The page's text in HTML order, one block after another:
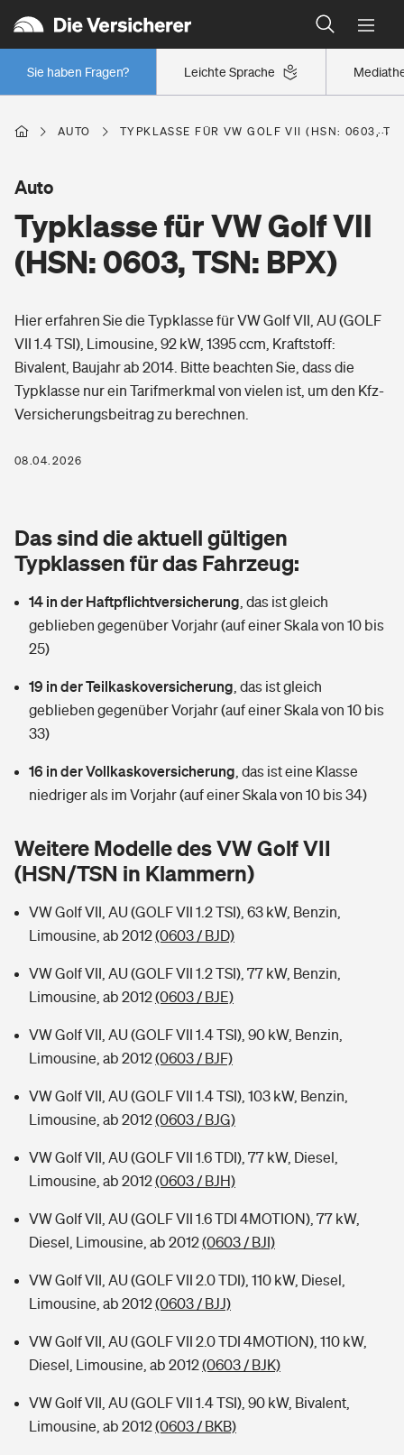
Leichte Sprache
Sie haben Fragen?
Wer versichert was: Jetzt Versicherer finden
Regionalklassen: So ist Ihre Region eingestuft
Wer versichert was: Jetzt Versicherer finden
Berufsunfähigkeitsversicherung
Erwerbsunfähigkeitsversicherung
Grundfähigkeitsversicherung
Arbeitsrechtsschutz
Berufshaftpflichtversicherung
Zur Übersicht
Tools
Wer versichert was: Jetzt Versicherer finden
Sie haben Fragen?
Wohnen
Elementarversicherung
Glasversicherung
Mietkautionsversicherung
Restkreditversicherung
Zur Übersicht
Tools
Hochwasser-Check: Wie gefährdet ist Ihr Haus?
Sie haben Fragen?
Freizeit
Pri­vate Haft­pflicht­
Kinderunfall­ver­si­che­rung
Kinderinvalidität
Hundehalter-Haftpflicht
Handyversicherung
Private Cyberversicherung
Zur Übersicht
Kinderunfall-Check: Mehr Sicherheit für deine Kids
Typklassen: So ist Ihr Auto eingestuft
Sie haben Fragen?
Gesundheit
Private Krankenversicherung
Dread-Disease-Versicherung
Tierkrankenversicherung
Zur Übersicht
Tools
Wer versichert was: Jetzt Versicherer finden
Rentenrechner: Wie viel Geld bekomme ich im Alter?
AUTO TYPKLASSE FÜR VW GOLF VII (HSN: 0603,
Typklasse für VW Golf VII
(HSN: 0603, TSN: BPX)
Auto
Hier erfahren Sie die Typklasse für VW Golf VII, AU (GOLF
VII 1.4 TSI), Limousine, 92 kW, 1395 ccm, Kraftstoff:
Bivalent, Baujahr ab 2014. Bitte beachten Sie, dass die
Typklasse nur ein Tarifmerkmal von vielen ist, um den Kfz-
Versicherungsbeitrag zu berechnen.
08.04.2026
Das sind die aktuell gültigen
Typklassen für das Fahrzeug:
14 in der Haftpflichtversicherung das ist gleich
geblieben gegenüber Vorjahr (auf einer Skala von 10 bis
25)
19 in der Teilkaskoversicherung das ist gleich
geblieben gegenüber Vorjahr (auf einer Skala von 10 bis
33)
16 in der Vollkaskoversicherung das ist eine Klasse
niedriger als im Vorjahr (auf einer Skala von 10 bis 34)
Weitere Modelle des VW Golf VII
(HSN/TSN in Klammern)
VW Golf VII, AU (GOLF VII 1.2 TSI), 63 kW, Benzin,
Limousine, ab 2012(0603 / BJD)
VW Golf VII, AU (GOLF VII 1.2 TSI), 77 kW, Benzin,
Limousine, ab 2012(0603 / BJE)
VW Golf VII, AU (GOLF VII 1.4 TSI), 90 kW, Benzin,
Limousine, ab 2012(0603 / BJF)
VW Golf VII, AU (GOLF VII 1.4 TSI), 103 kW, Benzin,
Limousine, ab 2012(0603 / BJG)
VW Golf VII, AU (GOLF VII 1.6 TDI), 77 kW, Diesel,
Limousine, ab 2012(0603 / BJH)
VW Golf VII, AU (GOLF VII 1.6 TDI 4MOTION), 77 kW,
Diesel, Limousine, ab 2012(0603 / BJI)
VW Golf VII, AU (GOLF VII 2.0 TDI), 110 kW, Diesel,
Limousine, ab 2012(0603 / BJJ)
VW Golf VII, AU (GOLF VII 2.0 TDI 4MOTION), 110 kW,
Diesel, Limousine, ab 2012(0603 / BJK)
VW Golf VII, AU (GOLF VII 1.4 TSI), 90 kW, Bivalent,
Limousine, ab 2012(0603 / BKB)